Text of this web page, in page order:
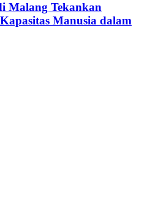
Malang Tekankan
Manusia dalam